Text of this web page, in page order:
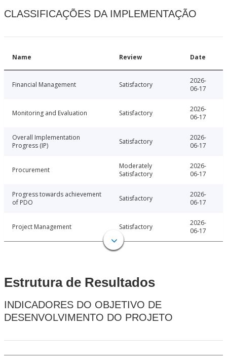
CLASSIFICAÇÕES DA IMPLEMENTAÇÃO
Name Review Date
Financial Management Satisfactory
2026-
06-17
Monitoring and Evaluation Satisfactory
2026-
06-17
Overall Implementation
Progress (IP)
Satisfactory
2026-
06-17
Procurement
Moderately
Satisfactory
2026-
06-17
Progress towards achievement
of PDO
Satisfactory
2026-
06-17
Project Management Satisfactory
2026-
06-17
Estrutura de Resultados
INDICADORES DO OBJETIVO DE
DESENVOLVIMENTO DO PROJETO